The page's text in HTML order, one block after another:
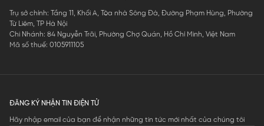
Trụ sở chính: Tầng 11, Khối A, Tòa nhà Sông Đà, Đường Phạm Hùng, Phường
Từ Liêm, TP Hà Nội
Chi Nhánh: 84 Nguyễn Trãi, Phường Chợ Quán, Hồ Chí Minh, Việt Nam
Mã số thuế: 0105911105
ĐĂNG KÝ NHẬN TIN ĐIỆN TỬ
Hãy nhập email của bạn để nhận những tin tức mới nhất của chúng tôi